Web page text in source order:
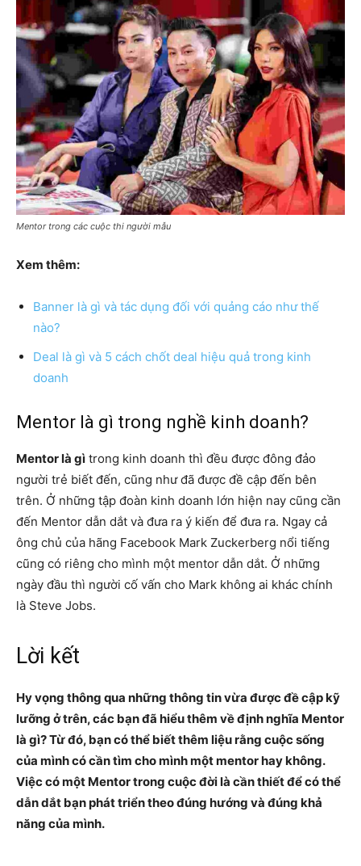
Mentor trong các cuộc thi người mẫu
Xem thêm:
Banner là gì và tác dụng đối với quảng cáo như thế
nào?
Deal là gì và 5 cách chốt deal hiệu quả trong kinh
doanh
Mentor là gì trong nghề kinh doanh?
Mentor là gì trong kinh doanh thì đều được đông đảo
người trẻ biết đến, cũng như đã được đề cập đến bên
trên. Ở những tập đoàn kinh doanh lớn hiện nay cũng cần
đến Mentor dẫn dắt và đưa ra ý kiến để đưa ra. Ngay cả
ông chủ của hãng Facebook Mark Zuckerberg nổi tiếng
cũng có riêng cho mình một mentor dẫn dắt. Ở những
ngày đầu thì người cố vấn cho Mark không ai khác chính
là Steve Jobs.
Lời kết
Hy vọng thông qua những thông tin vừa được đề cập kỹ
lưỡng ở trên, các bạn đã hiểu thêm về định nghĩa Mentor
là gì? Từ đó, bạn có thể biết thêm liệu rằng cuộc sống
của mình có cần tìm cho mình một mentor hay không.
Việc có một Mentor trong cuộc đời là cần thiết để có thể
dẫn dắt bạn phát triển theo đúng hướng và đúng khả
năng của mình.